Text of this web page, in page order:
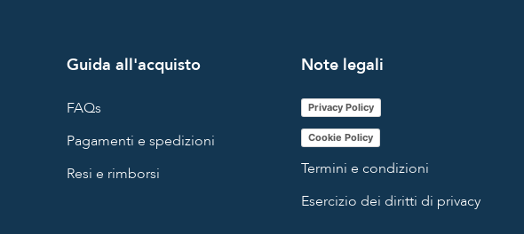
Guida all'acquisto
FAQs
Pagamenti e spedizioni
Resi e rimborsi
Note legali
Privacy Policy
Cookie Policy
Termini e condizioni
Esercizio dei diritti di privacy